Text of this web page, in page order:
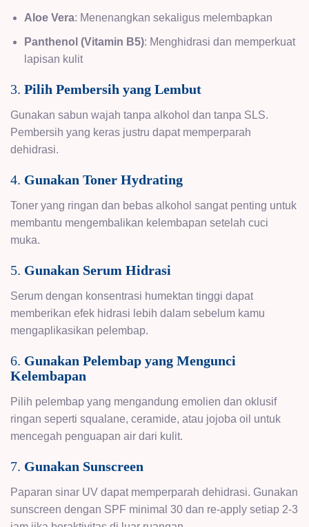
Aloe Vera: Menenangkan sekaligus melembapkan
Panthenol (Vitamin B5): Menghidrasi dan memperkuat
lapisan kulit
3. Pilih Pembersih yang Lembut
Gunakan sabun wajah tanpa alkohol dan tanpa SLS.
Pembersih yang keras justru dapat memperparah
dehidrasi.
4. Gunakan Toner Hydrating
Toner yang ringan dan bebas alkohol sangat penting untuk
membantu mengembalikan kelembapan setelah cuci
muka.
5. Gunakan Serum Hidrasi
Serum dengan konsentrasi humektan tinggi dapat
memberikan efek hidrasi lebih dalam sebelum kamu
mengaplikasikan pelembap.
6. Gunakan Pelembap yang Mengunci
Kelembapan
Pilih pelembap yang mengandung emolien dan oklusif
ringan seperti squalane, ceramide, atau jojoba oil untuk
mencegah penguapan air dari kulit.
7. Gunakan Sunscreen
Paparan sinar UV dapat memperparah dehidrasi. Gunakan
sunscreen dengan SPF minimal 30 dan re-apply setiap 2-3